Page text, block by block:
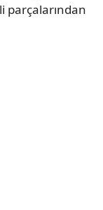
parçalarından